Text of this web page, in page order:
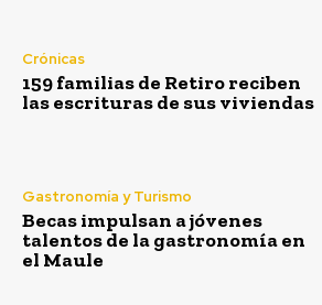
Crónicas
159 familias de Retiro reciben
las escrituras de sus viviendas
Gastronomía y Turismo
Becas impulsan a jóvenes
talentos de la gastronomía en
el Maule